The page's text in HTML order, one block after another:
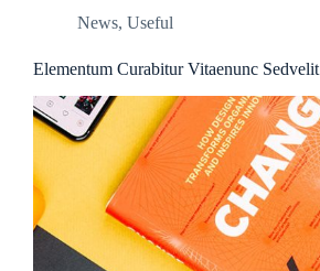
News, Useful
Elementum Curabitur Vitaenunc Sedvelit